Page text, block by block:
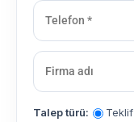
Talep türü: Teklif